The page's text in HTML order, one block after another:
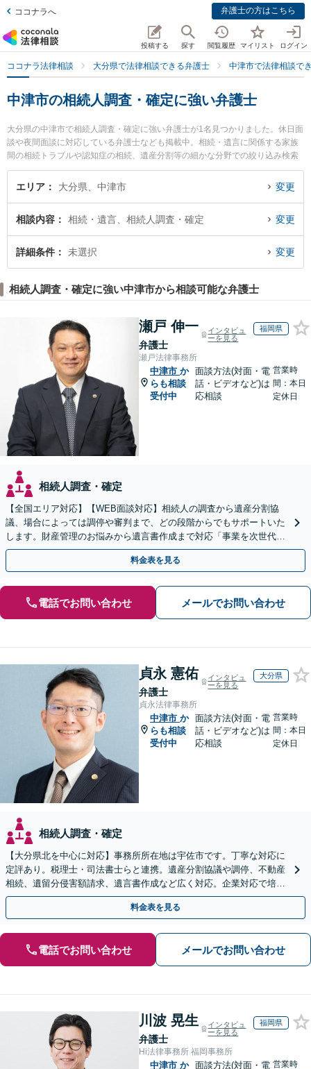
ココナラへ 弁護士の方はこちら
投稿する 探す 閲覧履歴 マイリスト ログイン
ココナラ法律相談 大分県で法律相談できる弁護士 中津市で法律相談で
中津市の相続人調査・確定に強い弁護士
大分県の中津市で相続人調査・確定に強い弁護士が1名見つかりました。休日面
談や夜間面談に対応している弁護士なども掲載中。相続・遺言に関係する家族
間の相続トラブルや認知症の相続、遺産分割等の細かな分野での絞り込み検索
もでき便利です。特に神本法律事務所の神本 博雅弁護士のプロフィール情報や
弁護士費用、強みなどが注目されています。『中津市で土日や夜間に発生した
で相続人調査・確定を法律相談できる中津市内の弁護士に相談予約したい』な
どでお困りの相談者さんにおすすめです。
エリア 大分県、中津市 変更
相談内容 相続・遺言、相続人調査・確定 変更
詳細条件 未選択 変更
相続人調査・確定に強い中津市から相談可能な弁護士
瀬戸 伸一
弁護士
インタビュ
ーを見る
福岡県
瀬戸法律事務所
中津市 か
らも相談
受付中
面談方法(対面・電
話・ビデオなど)は
応相談
営業時
間：本日
定休日
相続人調査・確定
【全国エリア対応】【WEB面談対応】相続人の調査から遺産分割協
議、場合によっては調停や審判まで、どの段階からでもサポートいた
します。財産管理のお悩みから遺言書作成まで対応「事業を次世代に
引き継ぐ安心の事業承継をサポート」【完全個室相談】
料金表を見る
電話でお問い合わせ メールでお問い合わせ
貞永 憲佑
弁護士
インタビュ
ーを見る
大分県
貞永法律事務所
中津市 か
らも相談
受付中
面談方法(対面・電
話・ビデオなど)は
応相談
営業時
間：本日
定休日
相続人調査・確定
【大分県北を中心に対応】事務所所在地は宇佐市です。丁寧な対応に
定評あり。税理士・司法書士らと連携。遺産分割協議や調停、不動産
相続、遺留分侵害額請求、遺言書作成など広く対応。企業対応で培っ
た根回し・交渉力で円滑な解決を全力でサポートいたします
料金表を見る
電話でお問い合わせ メールでお問い合わせ
川波 晃生
弁護士
インタビュ
ーを見る
福岡県
Hi法律事務所 福岡事務所
中津市 か 面談方法(対面・電 営業時